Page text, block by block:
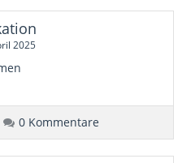
2025
0 Kommentare